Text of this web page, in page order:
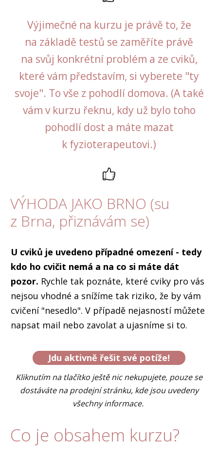
Výjimečné na kurzu je právě to, že
na základě testů se zaměříte právě
na svůj konkrétní problém a ze cviků,
které vám představím, si vyberete "ty
svoje". To vše z pohodlí domova. (A také
vám v kurzu řeknu, kdy už bylo toho
pohodlí dost a máte mazat
k fyzioterapeutovi.)
VÝHODA JAKO BRNO (su
z Brna, přiznávám se)
U cviků je uvedeno případné omezení- tedy
kdo ho cvičit nemá a na co si máte dát
pozor. Rychle tak poznáte, které cviky pro vás
nejsou vhodné a snížíme tak riziko, že by vám
cvičení "nesedlo". V případě nejasností můžete
napsat mail nebo zavolat a ujasníme si to.
Jdu aktivně řešit své potíže!
Kliknutím na tlačítko ještě nic nekupujete, pouze se
dostáváte na prodejní stránku, kde jsou uvedeny
všechny informace.
Co je obsahem kurzu?